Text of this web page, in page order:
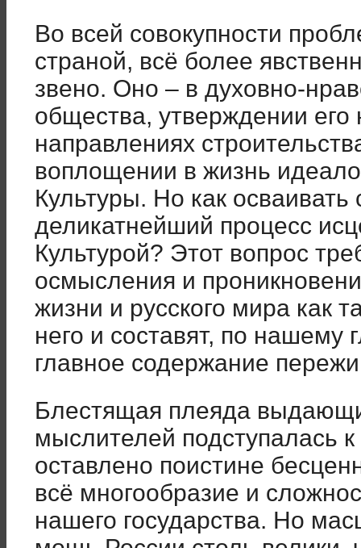
Во всей совокупности
страной, всё более
звено. Оно – в духовно-
общества, утверждении его
направлениях
воплощении в жизнь
Культуры. Но как
деликатнейший процесс
Культурой? Этот вопрос
осмысления и
жизни и русского мира как
него и составят, по нашему
главное содержание
Блестящая плеяда
мыслителей подступалась
оставлено поистине
всё многообразие и
нашего государства. Но